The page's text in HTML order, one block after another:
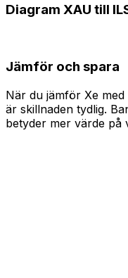
Diagram XAU till
Jämför och spara
När du jämför Xe
är skillnaden tydlig.
betyder mer värde på